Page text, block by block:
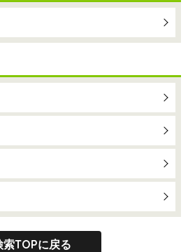
索TOPに戻る